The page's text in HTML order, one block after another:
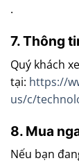
.
7. Thông
Quý khách
tại: https://
us/c/
8. Mua
Nếu bạn